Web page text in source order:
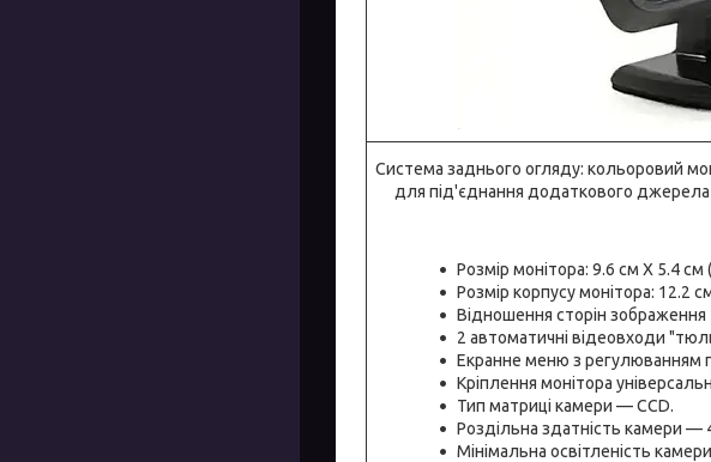
Система заднього огляду: кольоровий
для під'єднання додаткового джерела
Розмір монітора: 9.6 см Х 5.4 см
Розмір корпусу монітора: 12.2
Відношення сторін
2 автоматичні відеовходи
Екранне меню з регулюванням
Кріплення монітора
Тип матриці камери — CCD.
Роздільна здатність камери —
Мінімальна освітленість